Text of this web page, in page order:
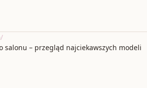
/
salonu – przegląd najciekawszych modeli